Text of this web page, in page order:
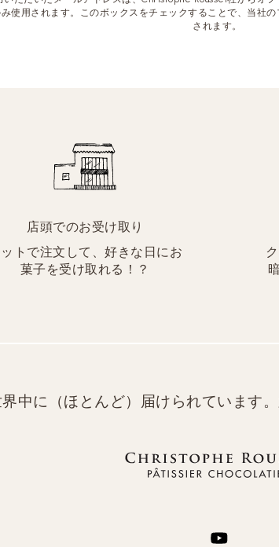
使用されます。このボックスをチェックすることで、当社
されます。
店頭でのお受け取り
トで注文して、好きな日にお
菓子を受け取れる！？
中に（ほとんど）届けられています